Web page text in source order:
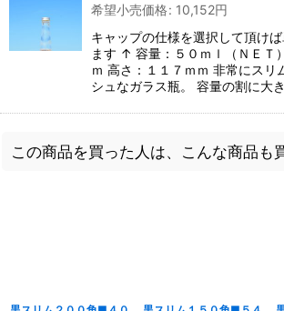
希望小売価格: 10,152円
キャップの仕様を選択して頂け
ます ↑ 容量：５０ｍｌ（ＮＥＴ
ｍ 高さ：１１７ｍｍ 非常にスリ
シュなガラス瓶。 容量の割に大
この商品を買った人は、こんな商品も